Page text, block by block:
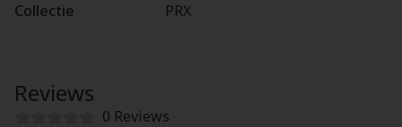
Collectie PRX
Reviews
0 Reviews